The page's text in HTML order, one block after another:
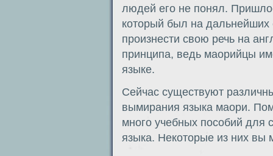
людей его не понял.
который был на дальнейших
произнести свою речь на
принципа, ведь маорийцы
языке.
Сейчас существуют
вымирания языка маори.
много учебных пособий для
языка. Некоторые из них вы